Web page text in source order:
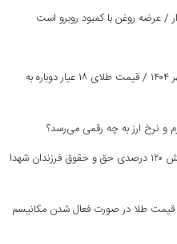
/ عرضه روغن با کمبود روبرو است
پیش بینی قیمت طلا و سکه امروز ۲ مهر ۱۴۰۴ / قیمت طلای ۱۸ عیار دوباره به
بانک دی در مسیر بهبود وضعیت/ افزایش ۱۲۰ درصدی حق و حقوق فرزندان شهدا
طلا و سکه امروز ۲۹ مرداد ۱۴۰۴/ قیمت طلا در صورت فعال شدن مکانیسم